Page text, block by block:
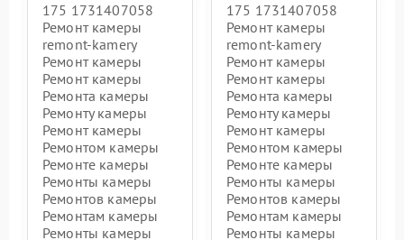
175 1731407058
Ремонт камеры
remont-kamery
Ремонт камеры
Ремонт камеры
Ремонта камеры
Ремонту камеры
Ремонт камеры
Ремонтом камеры
Ремонте камеры
Ремонты камеры
Ремонтов камеры
Ремонтам камеры
Ремонты камеры
175 1731407058
Ремонт камеры
remont-kamery
Ремонт камеры
Ремонт камеры
Ремонта камеры
Ремонту камеры
Ремонт камеры
Ремонтом камеры
Ремонте камеры
Ремонты камеры
Ремонтов камеры
Ремонтам камеры
Ремонты камеры